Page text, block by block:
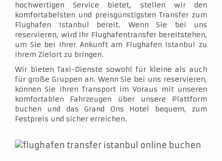
hochwertigen Service bietet, stellen wir den
komfortabelsten und preisgünstigsten Transfer zum
Flughafen Istanbul bereit. Wenn Sie bei uns
reservieren, wird Ihr Flughafentransfer bereitstehen,
um Sie bei Ihrer Ankunft am Flughafen Istanbul zu
Ihrem Zielort zu bringen.
Wir bieten Taxi-Dienste sowohl für kleine als auch
für große Gruppen an. Wenn Sie bei uns reservieren,
können Sie Ihren Transport im Voraus mit unseren
komfortablen Fahrzeugen über unsere Plattform
buchen und das Grand Ons Hotel bequem, zum
Festpreis und sicher erreichen.